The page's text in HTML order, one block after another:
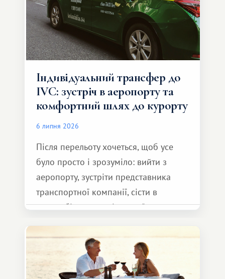
Індивідуальний трансфер до
IVC: зустріч в аеропорту та
комфортний шлях до курорту
6 липня 2026
Після перельоту хочеться, щоб усе
було просто і зрозуміло: вийти з
аеропорту, зустріти представника
транспортної компанії, сісти в
автомобіль та спокійно доїхати до